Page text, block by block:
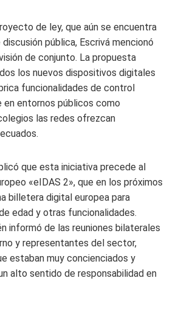
de ley, que aún se encuentra
pública, Escrivá mencionó
de conjunto. La propuesta
los nuevos dispositivos digitales
funcionalidades de control
en entornos públicos como
las redes ofrezcan
que esta iniciativa precede al
«eIDAS 2», que en los próximos
billetera digital europea para
edad y otras funcionalidades.
informó de las reuniones bilaterales
y representantes del sector,
estaban muy concienciados y
alto sentido de responsabilidad en